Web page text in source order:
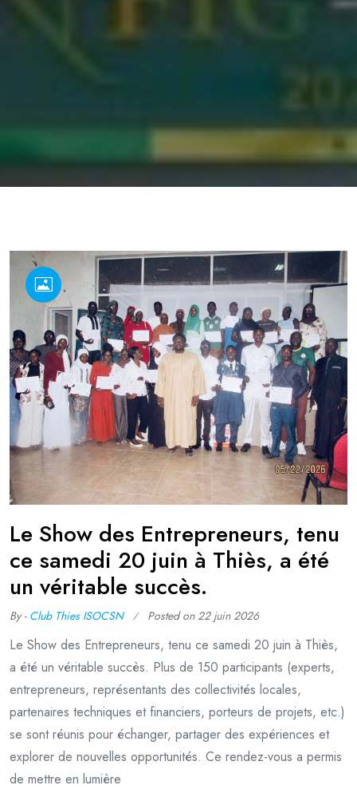
Le Show des Entrepreneurs, tenu
ce samedi 20 juin à Thiès, a été
un véritable succès.
By - Club Thies ISOCSN Posted on22 juin 2026
Le Show des Entrepreneurs, tenu ce samedi 20 juin à Thiès,
a été un véritable succès. Plus de 150 participants (experts,
entrepreneurs, représentants des collectivités locales,
partenaires techniques et financiers, porteurs de projets, etc.)
se sont réunis pour échanger, partager des expériences et
explorer de nouvelles opportunités. Ce rendez-vous a permis
de mettre en lumière